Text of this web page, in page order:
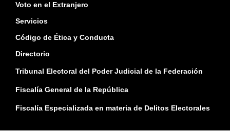
Voto en el Extranjero
Servicios
Código de Ética y Conducta
Directorio
Tribunal Electoral del Poder Judicial de la Federación
Fiscalía General de la República
Fiscalía Especializada en materia de Delitos Electorales